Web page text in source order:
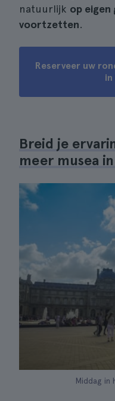
natuurlijk op eigen
voortzetten.
Reserveer uw
in
Breid je
meer musea
Middag